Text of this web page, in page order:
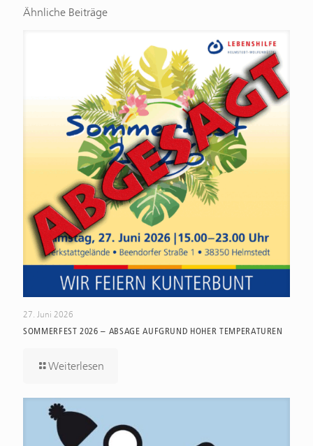
Ähnliche Beiträge
27. Juni 2026
SOMMERFEST 2026 – ABSAGE AUFGRUND HOHER TEMPERATUREN
Weiterlesen